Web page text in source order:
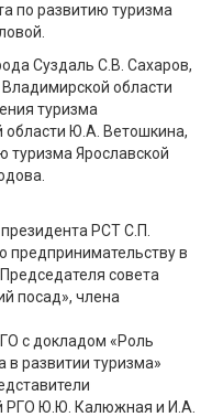
по развитию туризма
Суздаль С.В. Сахаров,
области
туризма
области Ю.А. Ветошкина,
туризма Ярославской
РСТ С.П.
предпринимательству в
совета
посад», члена
с докладом «Роль
в развитии туризма»
РГО Ю.Ю. Калюжная и И.А.